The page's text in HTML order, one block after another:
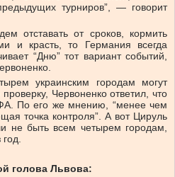
турниров”, — говорит
отставать от сроков, кормить
и красть, то Германия всегда
“Дню” тот вариант событий,
украинским городам могут
Червоненко ответил, что
По его же мнению, “менее чем
точка контроля”. А вот Цируль
не быть всем четырем городам,
голова Львова: